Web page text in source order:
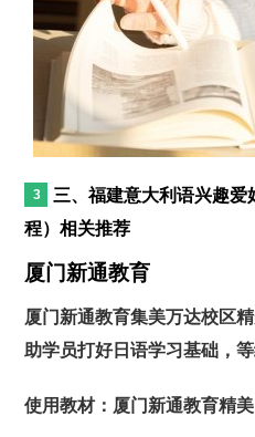
三、福建意大利语兴趣爱
程）相关推荐
厦门新通教育
厦门新通教育集美万达校区
助学员打好日语学习基础，
使用教材：厦门新通教育精